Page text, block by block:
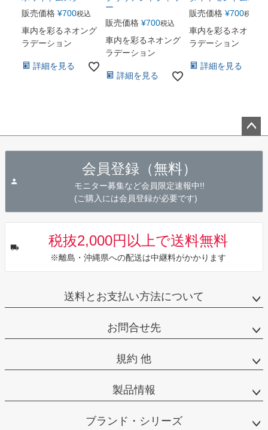
販売価格 ¥700税込
車内を彩るネオング
ラデーション
詳細を見る
ー
販売価格 ¥700税込
車内を彩るネオング
ラデーション
詳細を見る
販売価格 ¥700税込
車内を彩るネオング
ラデーション
詳細を見る
会員登録（無料）
モニター募集など会員限定速報中!!
(ご購入には会員登録が必要です)
税抜2,000円以上で送料無料
※離島・沖縄県への配送は中継料がかかります
送料とお支払い方法について
お問合せ先
規約 他
製品情報
ブランド・シリーズ